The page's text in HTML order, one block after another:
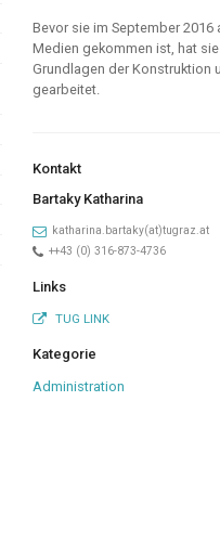
Bevor sie im September
Medien gekommen ist, hat
Grundlagen der Konstruktion
gearbeitet.
Kontakt
Bartaky Katharina
katharina.bartaky(at)tugraz.at
++43 (0) 316-873-4736
Links
TUG LINK
Kategorie
Administration